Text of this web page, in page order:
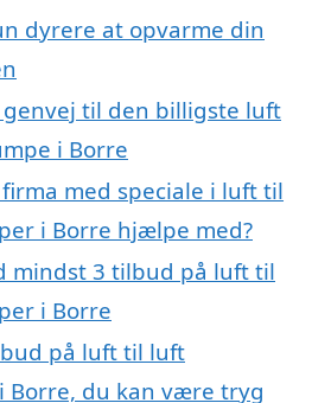
dyrere at opvarme din
til den billigste luft
i Borre
med speciale i luft til
i Borre hjælpe med?
mindst 3 tilbud på luft til
i Borre
på luft til luft
Borre, du kan være tryg